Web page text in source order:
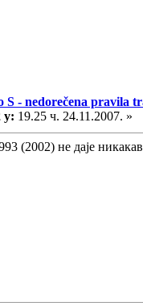
S - nedorečena pravila
у: 19.25 ч. 24.11.2007. »
(2002) не даје